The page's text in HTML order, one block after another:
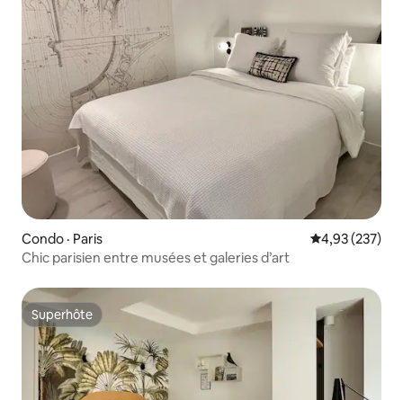
Condo · Paris Note
4,93 (237)
Chic parisien entre musées et galeries d’art
Superhôte
Superhôte